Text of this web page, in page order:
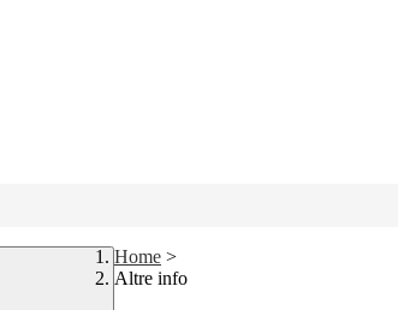
Home >
Altre info